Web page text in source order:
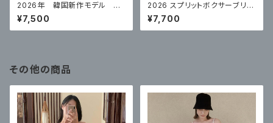
2026年 韓国新作モデル 高
級スプリットスカート ナイトプ
ールにぴったり
¥7,500
2026 スプリットボクサーブリー
フハイエンドコーヒーカラー水
玉リゾート
¥7,700
その他の商品